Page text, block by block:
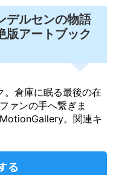
デルセンの物語
版アートブック
倉庫に眠る最後の在
ァンの手へ繋ぎま
。関連キ
る